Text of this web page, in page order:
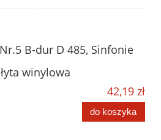
B-dur D 485, Sinfonie
winylowa
42,19 zł
do koszyka